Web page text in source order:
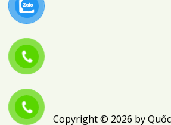
Copyright © 2026 by